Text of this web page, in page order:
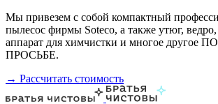
Мы привезем с собой компактный
пылесос фирмы Soteco, а также утюг, ведро,
аппарат для химчистки и многое другое
ПРОСЬБЕ.
→ Рассчитать стоимость